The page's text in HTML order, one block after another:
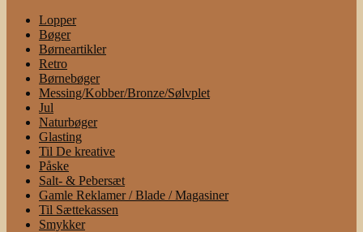
Lopper
Bøger
Børneartikler
Retro
Børnebøger
Messing/Kobber/Bronze/Sølvplet
Jul
Naturbøger
Glasting
Til De kreative
Påske
Salt- & Pebersæt
Gamle Reklamer / Blade / Magasiner
Til Sættekassen
Smykker